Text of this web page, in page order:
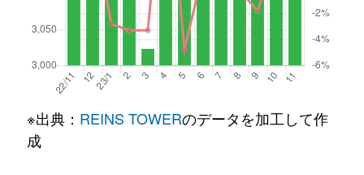
※出典： REINS TOWERのデータを加工して作
成